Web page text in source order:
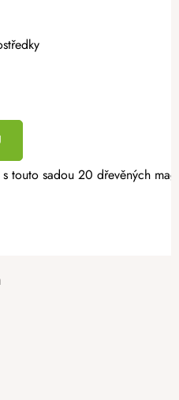
touto sadou 20 dřevěných